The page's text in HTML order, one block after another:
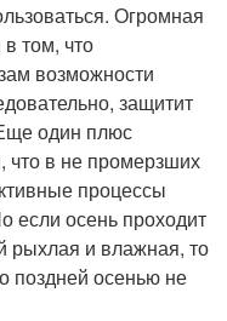
Огромная
том, что
возможности
защитит
один плюс
что в не промерзших
процессы
если осень проходит
рыхлая и влажная, то
поздней осенью не